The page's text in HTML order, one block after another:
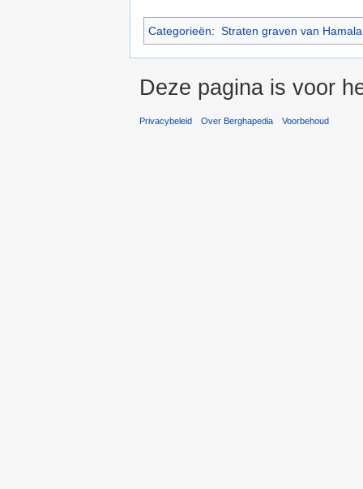
Categorieën: Straten graven van
Deze pagina is voor
Privacybeleid Over Berghapedia Voorbehoud